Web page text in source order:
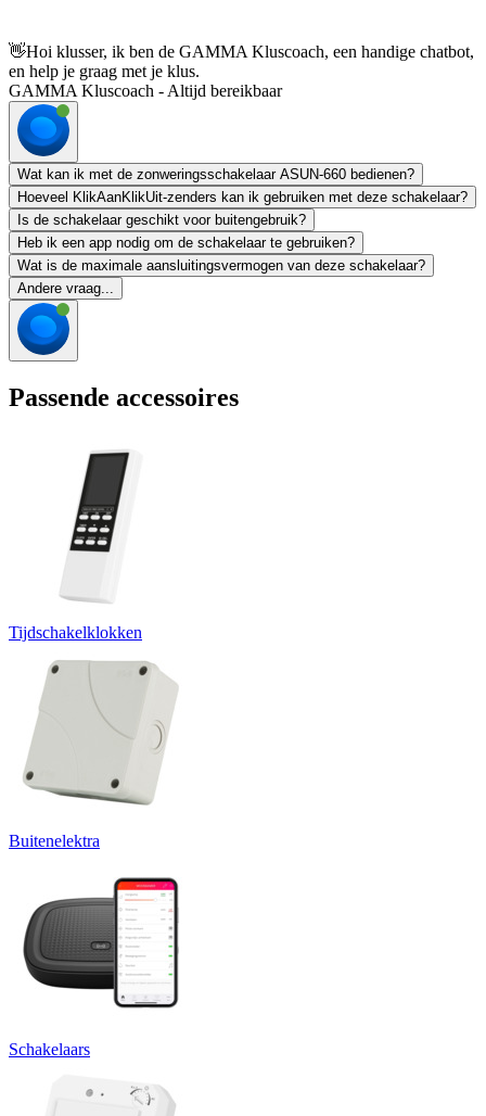
👋Hoi klusser, ik ben de GAMMA Kluscoach, een handige chatbot,
en help je graag met je klus.
GAMMA Kluscoach - Altijd bereikbaar
Wat kan ik met de zonweringsschakelaar ASUN-660 bedienen?
Hoeveel KlikAanKlikUit-zenders kan ik gebruiken met deze schakelaar?
Is de schakelaar geschikt voor buitengebruik?
Heb ik een app nodig om de schakelaar te gebruiken?
Wat is de maximale aansluitingsvermogen van deze schakelaar?
Andere vraag...
Passende accessoires
Tijdschakelklokken
Buitenelektra
Schakelaars